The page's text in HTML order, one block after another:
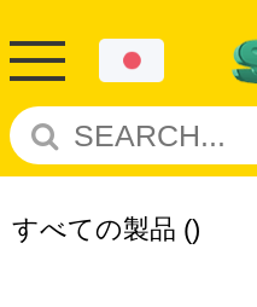
すべての製品 ()